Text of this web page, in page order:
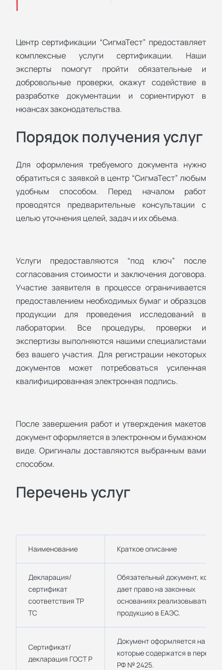
Центр сертификации “СигмаТест” предоставляет
комплексные услуги сертификации. Наши
эксперты помогут пройти обязательные и
добровольные проверки, окажут содействие в
разработке документации и сориентируют в
нюансах законодательства.
Порядок получения услуг
Для оформления требуемого документа нужно
обратиться с заявкой в центр “СигмаТест” любым
удобным способом. Перед началом работ
проводятся предварительные консультации с
целью уточнения целей, задач и их объема.
Услуги предоставляются “под ключ” после
согласования стоимости и заключения договора.
Участие заявителя в процессе ограничивается
предоставлением необходимых бумаг и образцов
продукции для проведения исследований в
лаборатории. Все процедуры, проверки и
экспертизы выполняются нашими специалистами
без вашего участия. Для регистрации некоторых
документов может потребоваться усиленная
квалифицированная электронная подпись.
После завершения работ и утверждения макетов
документ оформляется в электронном и бумажном
виде. Оригиналы доставляются выбранным вами
способом.
Перечень услуг
Наименование Краткое описание
Декларация/
сертификат
соответствия ТР
ТС
Обязательный документ,
дает право на законных
основаниях реализовывать
продукцию в ЕАЭС.
Сертификат/
декларация ГОСТ Р
Документ оформляется на
которые содержатся в
РФ № 2425.